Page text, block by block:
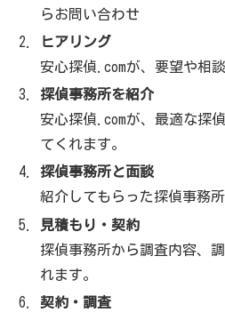
https://anshintantei.com/
安心探偵.COMのよくある質
安心探偵.COM
に関して疑問・質
めました
よくある質問詳細はコチラ
らお問い合わせ
ヒアリング
安心探偵.comが、要望や相
探偵事務所を紹介
安心探偵.comが、最適な探
てくれます。
探偵事務所と面談
紹介してもらった探偵事務
見積もり・契約
探偵事務所から調査内容、
れます。
契約・調査